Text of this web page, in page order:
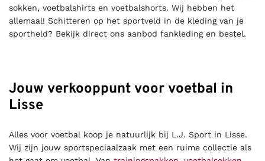
sokken, voetbalshirts en voetbalshorts. Wij hebben het
allemaal! Schitteren op het sportveld in de kleding van je
sportheld? Bekijk direct ons aanbod fankleding en bestel.
Jouw verkooppunt voor voetbal in
Lisse
Alles voor voetbal koop je natuurlijk bij L.J. Sport in Lisse.
Wij zijn jouw sportspeciaalzaak met een ruime collectie als